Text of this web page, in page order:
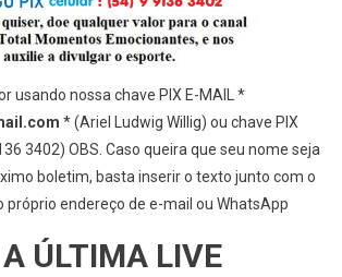
usando nossa chave PIX E-MAIL *
* (Ariel Ludwig Willig) ou chave PIX
3402) OBS. Caso queira que seu nome seja
boletim, basta inserir o texto junto com o
próprio endereço de e-mail ou WhatsApp
ÚLTIMA LIVE